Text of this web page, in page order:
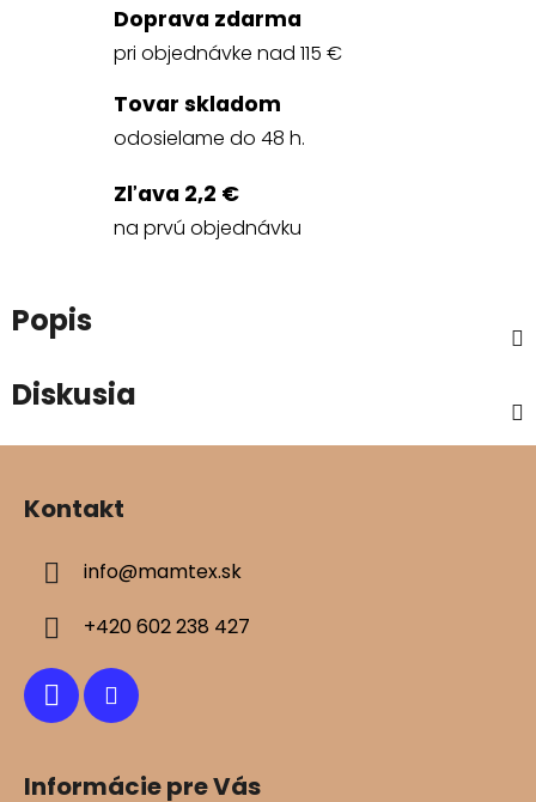
Doprava zdarma
pri objednávke nad 115 €
Tovar skladom
odosielame do 48 h.
Zľava 2,2 €
na prvú objednávku
Popis
Diskusia
Kontakt
info@mamtex.sk
+420 602 238 427
Informácie pre Vás